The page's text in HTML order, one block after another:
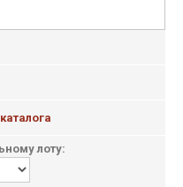
лоту: